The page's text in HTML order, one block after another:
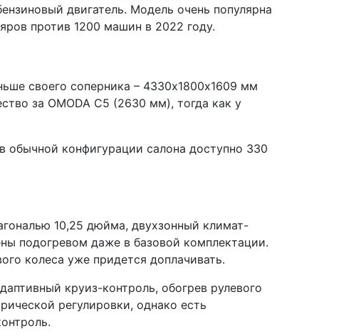
двигатель. Модель очень популярна
против 1200 машин в 2022 году.
своего соперника – 4330х1800х1609 мм
за OMODA C5 (2630 мм), тогда как у
обычной конфигурации салона доступно 330
10,25 дюйма, двухзонный климат-
подогревом даже в базовой комплектации.
колеса уже придется доплачивать.
круиз-контроль, обогрев рулевого
регулировки, однако есть